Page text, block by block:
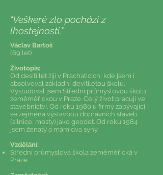
"Veškeré zlo pochází z
lhostejnosti."
Václav Bartoš
(69 let)
Životopis:
Od desíti let žiji v Prachaticích, kde jsem i
absolvoval základní devítiletou školu.
Vystudoval jsem Střední průmyslovou školu
zeměměřickou v Praze. Celý život pracuji ve
stavebnictví. Od roku 1980 u firmy zabývající
se zejména výstavbou dopravních staveb
(silnice, mosty) jako geodet. Od roku 1984
jsem ženatý a mám dva syny.
Vzdělání:
Střední průmyslová škola zeměměřická v
Praze